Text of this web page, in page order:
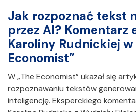
Jak rozpoznać tekst
przez AI? Komentarz
Karoliny Rudnickiej w
Economist”
W „The Economist” ukazał się
rozpoznawaniu tekstów
inteligencję. Eksperckiego